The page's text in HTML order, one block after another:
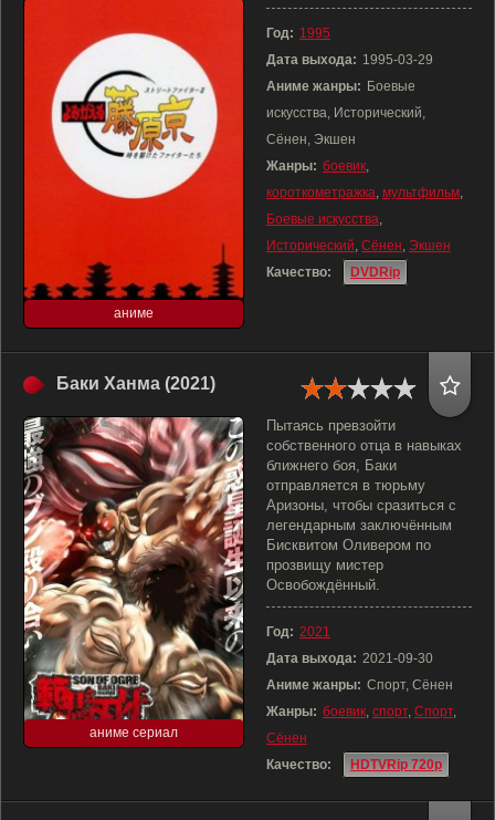
аниме
Год: 1995
Дата выхода: 1995-03-29
Аниме жанры: Боевые
искусства, Исторический,
Сёнен, Экшен
Жанры: боевик,
короткометражка, мультфильм,
Боевые искусства,
Исторический, Сёнен, Экшен
Качество:
DVDRip
Баки Ханма (2021)
аниме сериал
Пытаясь превзойти
собственного отца в навыках
ближнего боя, Баки
отправляется в тюрьму
Аризоны, чтобы сразиться с
легендарным заключённым
Бисквитом Оливером по
прозвищу мистер
Освобождённый.
Год: 2021
Дата выхода: 2021-09-30
Аниме жанры: Спорт, Сёнен
Жанры: боевик, спорт, Спорт,
Сёнен
Качество:
HDTVRip 720p